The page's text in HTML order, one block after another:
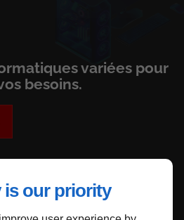
is our priority
variées pour
besoins.